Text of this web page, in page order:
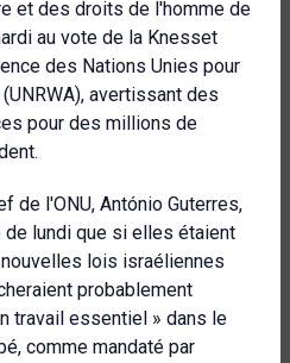
et des droits de l'homme de
au vote de la Knesset
des Nations Unies pour
avertissant des
pour des millions de
de l'ONU, António Guterres,
lundi que si elles étaient
lois israéliennes
probablement
travail essentiel » dans le
comme mandaté par